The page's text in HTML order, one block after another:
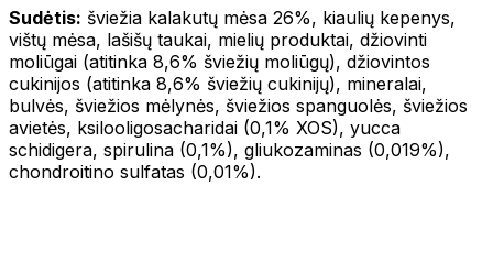
Sudėtis: šviežia kalakutų mėsa 26%, kiaulių kepenys,
vištų mėsa, lašišų taukai, mielių produktai, džiovinti
moliūgai (atitinka 8,6% šviežių moliūgų), džiovintos
cukinijos (atitinka 8,6% šviežių cukinijų), mineralai,
bulvės, šviežios mėlynės, šviežios spanguolės, šviežios
avietės, ksilooligosacharidai (0,1% XOS), yucca
schidigera, spirulina (0,1%), gliukozaminas (0,019%),
chondroitino sulfatas (0,01%).